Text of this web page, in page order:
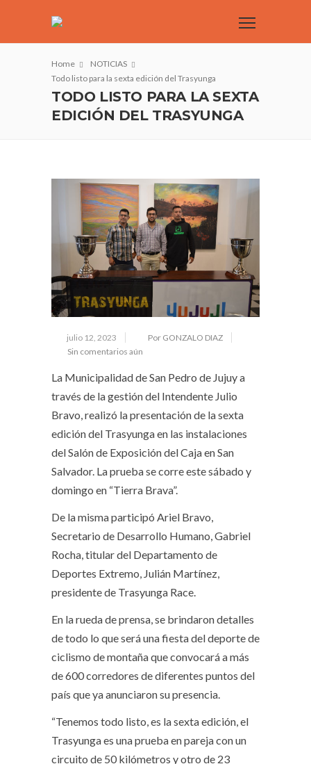
Home
NOTICIAS
Todo listo para la sexta edición del Trasyunga
TODO LISTO PARA LA SEXTA
EDICIÓN DEL TRASYUNGA
julio 12, 2023
Por GONZALO DIAZ
Sin comentarios aún
La Municipalidad de San Pedro de Jujuy a
través de la gestión del Intendente Julio
Bravo, realizó la presentación de la sexta
edición del Trasyunga en las instalaciones
del Salón de Exposición del Caja en San
Salvador. La prueba se corre este sábado y
domingo en “Tierra Brava”.
De la misma participó Ariel Bravo,
Secretario de Desarrollo Humano, Gabriel
Rocha, titular del Departamento de
Deportes Extremo, Julián Martínez,
presidente de Trasyunga Race.
En la rueda de prensa, se brindaron detalles
de todo lo que será una fiesta del deporte de
ciclismo de montaña que convocará a más
de 600 corredores de diferentes puntos del
país que ya anunciaron su presencia.
“Tenemos todo listo, es la sexta edición, el
Trasyunga es una prueba en pareja con un
circuito de 50 kilómetros y otro de 23